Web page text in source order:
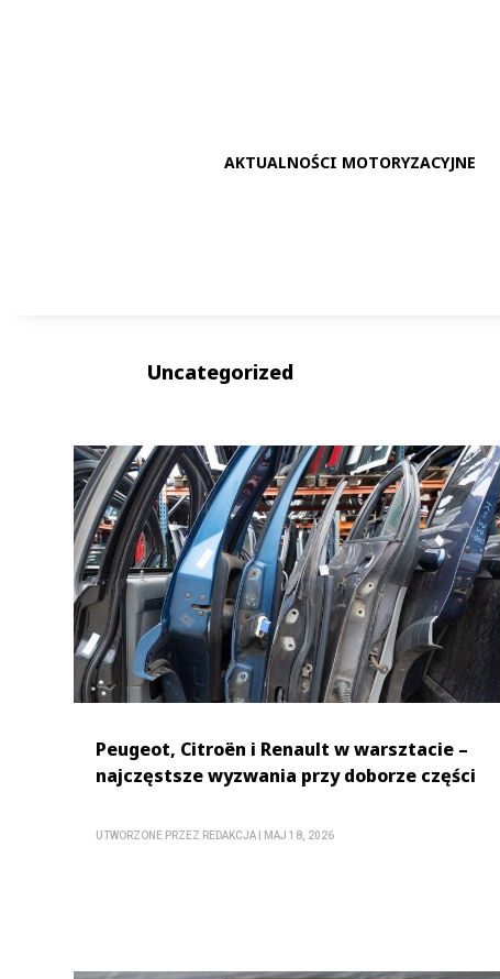
AKTUALNOŚCI MOTORYZACYJNE
Uncategorized
Peugeot, Citroën i Renault w warsztacie –
najczęstsze wyzwania przy doborze części
UTWORZONE PRZEZ REDAKCJA MAJ 18, 2026